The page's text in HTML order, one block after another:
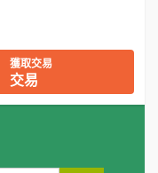
獲取交易
交易